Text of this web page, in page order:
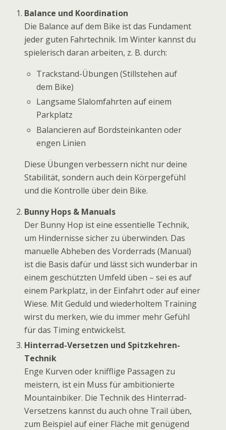
Balance und Koordination
Die Balance auf dem Bike ist das Fundament
jeder guten Fahrtechnik. Im Winter kannst du
spielerisch daran arbeiten, z. B. durch:
Trackstand-Übungen (Stillstehen auf
dem Bike)
Langsame Slalomfahrten auf einem
Parkplatz
Balancieren auf Bordsteinkanten oder
engen Linien
Diese Übungen verbessern nicht nur deine
Stabilität, sondern auch dein Körpergefühl
und die Kontrolle über dein Bike.
Bunny Hops & Manuals
Der Bunny Hop ist eine essentielle Technik,
um Hindernisse sicher zu überwinden. Das
manuelle Abheben des Vorderrads (Manual)
ist die Basis dafür und lässt sich wunderbar in
einem geschützten Umfeld üben – sei es auf
einem Parkplatz, in der Einfahrt oder auf einer
Wiese. Mit Geduld und wiederholtem Training
wirst du merken, wie du immer mehr Gefühl
für das Timing entwickelst.
Hinterrad-Versetzen und Spitzkehren-
Technik
Enge Kurven oder knifflige Passagen zu
meistern, ist ein Muss für ambitionierte
Mountainbiker. Die Technik des Hinterrad-
Versetzens kannst du auch ohne Trail üben,
zum Beispiel auf einer Fläche mit genügend